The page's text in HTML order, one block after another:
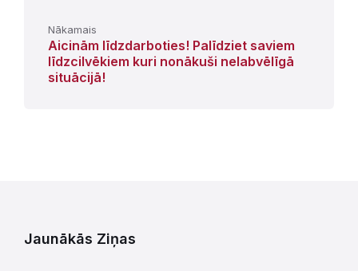
Nākamais
Aicinām līdzdarboties! Palīdziet saviem
līdzcilvēkiem kuri nonākuši nelabvēlīgā
situācijā!
Jaunākās Ziņas